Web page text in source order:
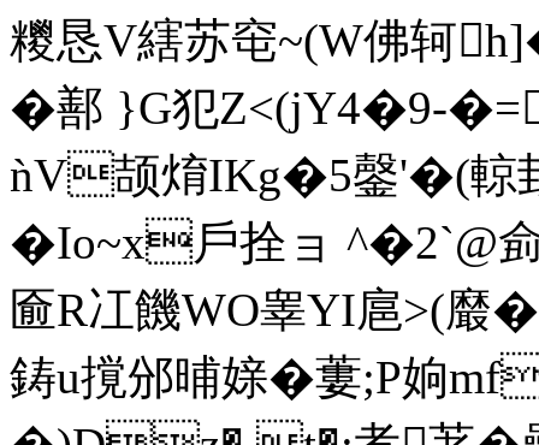
糭恳V縖苏窀~(W佛轲
�鄯 }G犯Z<(jY4�9-�=
ǹV颉焴IKg�5鏧'�(輬
�Io~x戶拴ョ
匬R冮饑WO睾YI扈>(
鋳u撹邠晡媇�蔞;P姠